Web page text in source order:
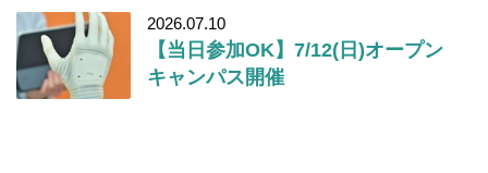
2026.07.10
【当日参加OK】7/12(日)オープン
キャンパス開催